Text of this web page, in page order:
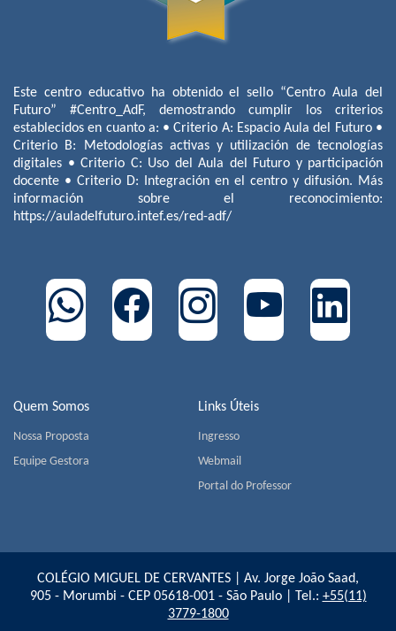
Quem Somos
Nossa Proposta
Equipe Gestora
Links Úteis
Ingresso
Webmail
Portal do Professor
Este centro educativo ha obtenido el sello “Centro Aula del
Futuro” #Centro_AdF, demostrando cumplir los criterios
establecidos en cuanto a: • Criterio A: Espacio Aula del Futuro •
Criterio B: Metodologías activas y utilización de tecnologías
digitales • Criterio C: Uso del Aula del Futuro y participación
docente • Criterio D: Integración en el centro y difusión. Más
información sobre el reconocimiento:
https://auladelfuturo.intef.es/red-adf/
COLÉGIO MIGUEL DE CERVANTES | Av. Jorge João Saad,
905 - Morumbi - CEP 05618-001 - São Paulo | Tel.: +55(11)
3779-1800